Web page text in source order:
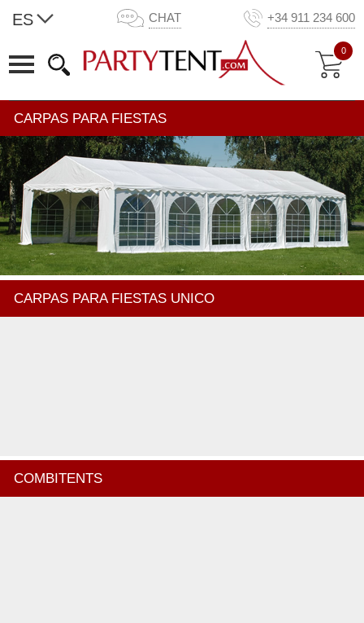
ES CHAT +34 911 234 600
0
CARPAS PARA FIESTAS
CARPAS PARA FIESTAS UNICO
COMBITENTS